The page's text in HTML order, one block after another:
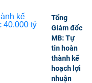
Tổng
Giám đốc
MB: Tự
tin hoàn
thành kế
hoạch lợi
nhuận